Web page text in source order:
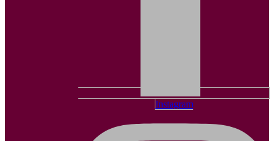
Instagram